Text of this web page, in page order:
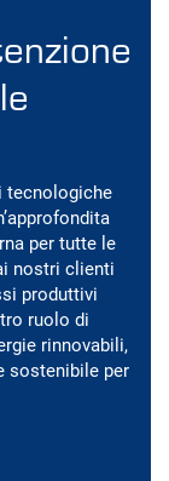
tecnologiche
per tutte le
nostri clienti
produttivi
ruolo di
rinnovabili,
sostenibile per